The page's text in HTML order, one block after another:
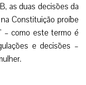
as duas decisões da
Constituição proíbe
– como este termo é
e decisões –